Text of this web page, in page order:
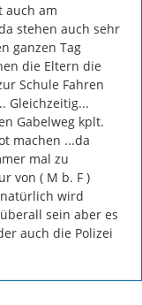
auch am
stehen auch sehr
ganzen Tag
die Eltern die
Schule Fahren
Gleichzeitig...
Gabelweg kplt.
machen ...da
mal zu
von ( M b. F )
wird
sein aber es
auch die Polizei